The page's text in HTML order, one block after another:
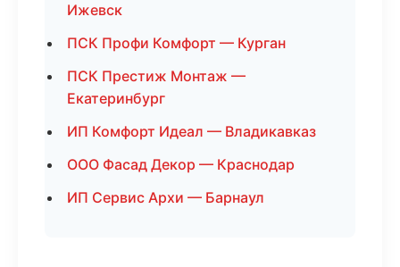
Ижевск
ПСК Профи Комфорт — Курган
ПСК Престиж Монтаж —
Екатеринбург
ИП Комфорт Идеал — Владикавказ
ООО Фасад Декор — Краснодар
ИП Сервис Архи — Барнаул